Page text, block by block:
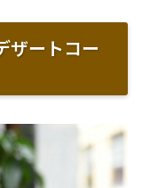
ザートコー